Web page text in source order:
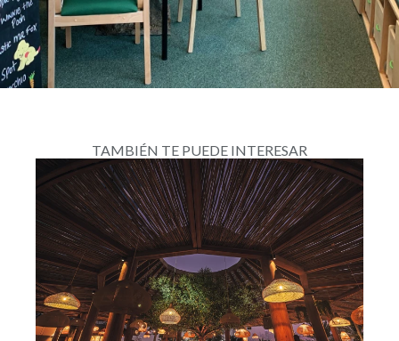
TAMBIÉN TE PUEDE INTERESAR